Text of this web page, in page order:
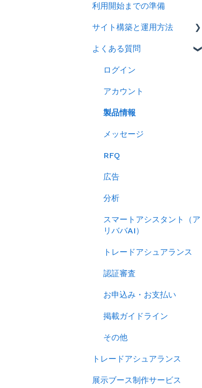
2026年
2025年
2024年
利用開始までの準備
サイト構築と運用方法
会社情報を登録する
製品ページ登録の準備をす
に返信する
RFQを使ってバイヤーに
析する
よくある質問
ログイン
アカウント
製品情報
メッセージ
RFQ
広告
分析
スマートアシスタント（ア
リババAI）
トレードアシュアランス
認証審査
お申込み・お支払い
掲載ガイドライン
その他
トレードアシュアランス
展示ブース制作サービス